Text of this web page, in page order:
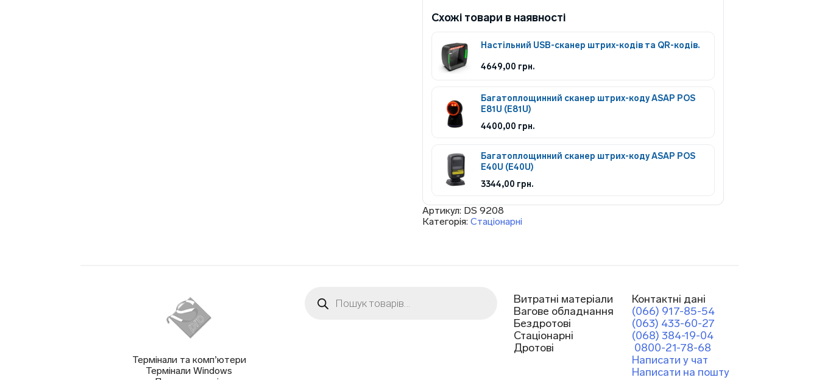
Схожі товари в наявності
Настільний USB-сканер штрих-кодів та QR-кодів.
4649,00 грн.
Багатоплощинний сканер штрих-коду ASAP POS
E81U (E81U)
4400,00 грн.
Багатоплощинний сканер штрих-коду ASAP POS
E40U (E40U)
3344,00 грн.
Артикул: DS 9208
Категорія: Стаціонарні
Термінали та комп’ютери
Термінали Windows
товарів
Витратні матеріали
Вагове обладнання
Бездротові
Стаціонарні
Дротові
Контактні дані
(066) 917-85-54
(063) 433-60-27
(068) 384-19-04
0800-21-78-68
Написати у чат
Написати на пошту